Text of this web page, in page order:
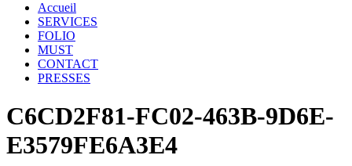
Accueil
SERVICES
FOLIO
MUST
CONTACT
PRESSES
C6CD2F81-FC02-463B-9D6E-
E3579FE6A3E4